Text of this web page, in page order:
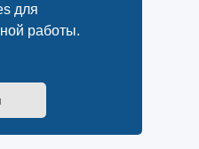
для
работы.